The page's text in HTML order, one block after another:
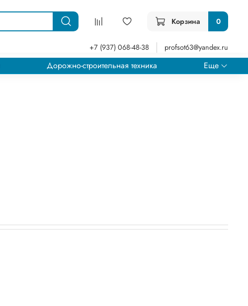
Корзина 0
+7 (937) 068-48-38 profsot63@yandex.ru
Дорожно-строительная техника
Еще